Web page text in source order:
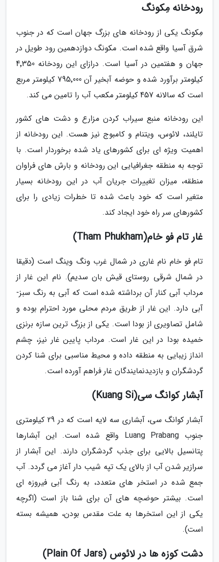
رودخانه مِکونگ
مِکونگ یکی از رودخانه های بزرگ جهان است که در جنوب
شرق آسیا واقع شده است. مکونگ دوازدهمین رود طویل در
جهان و هفتمین در آسیا است. درازای این رودخانه 4٬350
کیلومتر برآورد شده و حوضه آبخیر آن 795٬000 کیلومتر مربع
است که سالانه 457 کیلومتر مکعب آب را تامین می کند.
این رودخانه منبع سیراب کردن مزارع و دشت های کشور
تایلند، لائوس، ویتنام و کامبوج نیز هست. این رودخانه از
اهمیت ویژه ای برای کشورهای یاد شده برخوردار است. با
توجه به منطقه جغرافیایی این رودخانه و بارش های فراوان
منطقه، میزان تغییرات جریان آب در این رودخانه بسیار
متغیر است که خود باعث شده تا خطرات زیادی را برای
کشورهای سر راه خود ایجاد کند.
غار تام فو خام(Tham Phukham)
تام فو خام نام غاری در شمال غرب ونگ وینگ است (دقیقا
در شمال شرقی روستای قیش بان سدیم). نام این غار از
مرداب آبی کنار آن برداشته شده است که آبی به رنگ سبز-
آبی دارد. این غار از طریق مردم محلی مورد احترام بوده و
شامل تصاویری از بودا است. یکی از بزرگ ترین سازه برنزی
خمیده بودا در این غار است. مرداب پایین غار نیز، چشم
انداز زیبایی به منطقه داده و محیط مناسبی برای شنا کردن
گردشگران و بازدیدنمایندگان غار فراهم آورده است.
آبشار کوانگ سی(Kuang Si)
آبشار کوانگ سی، آبشاری سه لایه است که در 29 کیلومتری
جنوب Luang Prabang واقع شده است. این آبشارها
پتانسیل بالایی برای جذب گردشگران دارند. این آبشار از
سرازیر شدن آب از بالای یک تپه شیب دار آغاز می گردد. آب
جمع شده در استخر های متعدد، به رنگ آبی فیروزه ای
است. بیشتر حوضچه های آن برای شنا باز است (اگرچه
یکی از این استخرها به علت مقدس بودن، همیشه بسته
است).
دشت کوزه ها در لائوس (Plain Of Jars)